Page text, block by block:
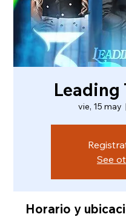
Leading
vie, 15 may
  |
See
Horario y